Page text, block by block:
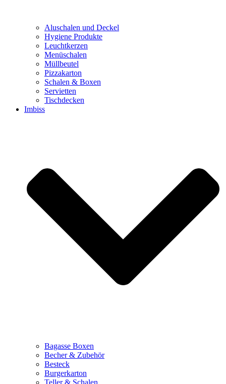
Aluschalen und Deckel
Hygiene Produkte
Leuchtkerzen
Menüschalen
Müllbeutel
Pizzakarton
Schalen & Boxen
Servietten
Tischdecken
Imbiss
Bagasse Boxen
Becher & Zubehör
Besteck
Burgerkarton